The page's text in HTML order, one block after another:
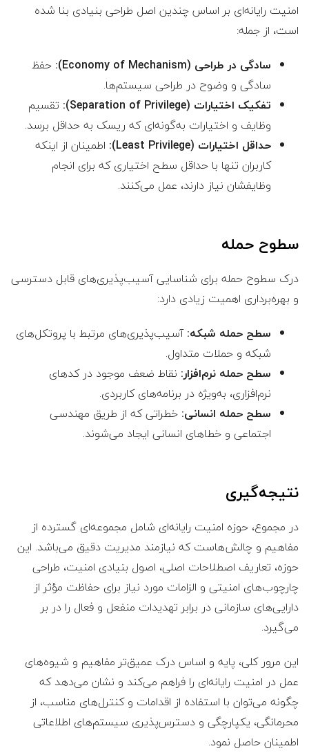
امنیت رایانه‌ای بر اساس چندین اصل طراحی بنیادی بنا شده
است، از جمله:
سادگی در طراحی (Economy of Mechanism):
حفظ
سادگی و وضوح در طراحی سیستم‌ها.
تفکیک اختیارات (Separation of Privilege):
تقسیم
وظایف و اختیارات به‌گونه‌ای که ریسک به حداقل برسد.
حداقل اختیارات (Least Privilege):
اطمینان از اینکه
کاربران تنها با حداقل سطح اختیاری که برای انجام
وظایفشان نیاز دارند، عمل می‌کنند.
سطوح حمله
درک سطوح حمله برای شناسایی آسیب‌پذیری‌های قابل دسترسی
و بهره‌برداری اهمیت زیادی دارد:
سطح حمله شبکه:آسیب‌پذیری‌های مرتبط با پروتکل‌های
شبکه و حملات متداول.
سطح حمله نرم‌افزار: نقاط ضعف موجود در کدهای
نرم‌افزاری، به‌ویژه در برنامه‌های کاربردی.
سطح حمله انسانی: خطراتی که از طریق مهندسی
اجتماعی و خطاهای انسانی ایجاد می‌شوند.
نتیجه‌گیری
در مجموع، حوزه امنیت رایانه‌ای شامل مجموعه‌ای گسترده از
مفاهیم و چالش‌هاست که نیازمند مدیریت دقیق می‌باشد. این
حوزه، تعاریف اصطلاحات اصلی، اصول بنیادی امنیت، طراحی
چارچوب‌های امنیتی و الزامات مورد نیاز برای حفاظت مؤثر از
دارایی‌های سازمانی در برابر تهدیدات منفعل و فعال را در بر
می‌گیرد.
این مرور کلی، پایه و اساس درک عمیق‌تر مفاهیم و شیوه‌های
عمل در امنیت رایانه‌ای را فراهم می‌کند و نشان می‌دهد که
چگونه می‌توان با استفاده از اقدامات و کنترل‌های مناسب، از
محرمانگی، یکپارچگی و دسترس‌پذیری سیستم‌های اطلاعاتی
اطمینان حاصل نمود.